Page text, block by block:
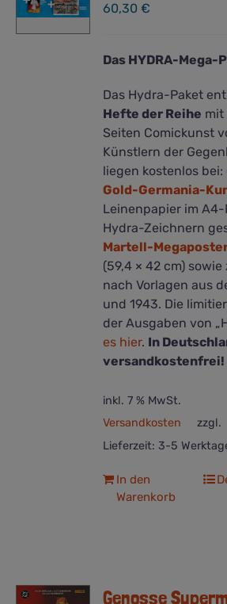
60,30€
Das HYDRA-Mega-
Das Hydra-Paket
Hefte der Reihe mit
Seiten Comickunst
Künstlern der
liegen kostenlos
Gold-Germania-
Leinenpapier im
Hydra-Zeichnern
Martell-
(59,4 × 42 cm)
nach Vorlagen aus
und 1943. Die
der Ausgaben von
es hier. In
versandkostenfrei!
inkl. 7 % MwSt.
zzgl.
Versandkosten
Lieferzeit: 3-5
In den
Warenkorb
Genosse